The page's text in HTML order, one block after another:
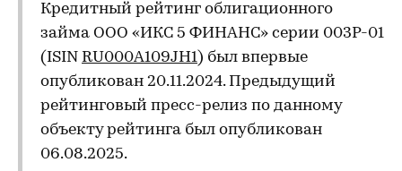
Кредитный рейтинг облигационного
займа ООО «ИКС 5 ФИНАНС» серии 003Р-01
(ISIN RU000A109JH1) был впервые
опубликован 20.11.2024. Предыдущий
рейтинговый пресс-релиз по данному
объекту рейтинга был опубликован
06.08.2025.